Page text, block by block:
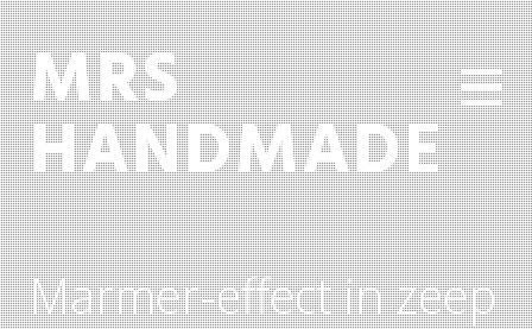
MRS
HANDMADE
Marmer-effect in zeep